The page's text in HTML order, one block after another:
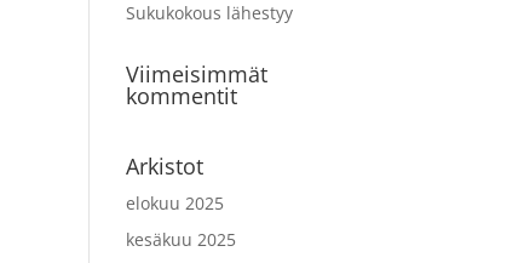
Sukukokous lähestyy
Viimeisimmät
kommentit
Arkistot
elokuu 2025
kesäkuu 2025